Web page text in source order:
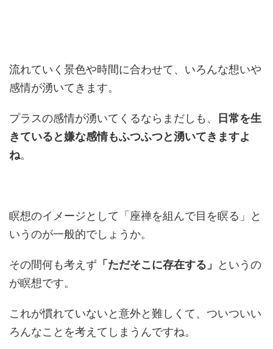
流れていく景色や時間に合わせて、いろんな想いや
感情が湧いてきます。
プラスの感情が湧いてくるならまだしも、
日常を生
きていると嫌な感情もふつふつと湧いてきますよ
ね。
瞑想のイメージとして「座禅を組んで目を瞑る」と
いうのが一般的でしょうか。
その間何も考えず 「ただそこに存在する」
というの
が瞑想です。
これが慣れていないと意外と難しくて、ついついい
ろんなことを考えてしまうんですね。